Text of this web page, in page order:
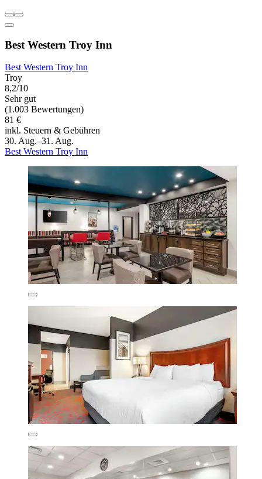
Best Western Troy Inn
Best Western Troy Inn
Troy
8,2/10
Sehr gut
(1.003 Bewertungen)
81 €
inkl. Steuern & Gebühren
30. Aug.–31. Aug.
Best Western Troy Inn